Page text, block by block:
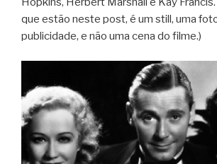
que estão neste post, é um still, uma
publicidade, e não uma cena do filme.)